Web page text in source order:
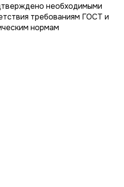
необходимыми
требованиям ГОСТ и
нормам